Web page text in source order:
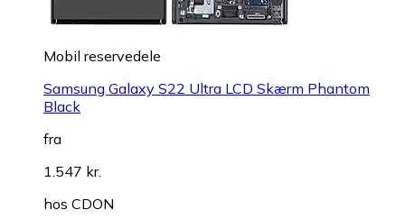
Mobil reservedele
Samsung Galaxy S22 Ultra LCD Skærm Phantom
Black
fra
1.547 kr.
hos CDON